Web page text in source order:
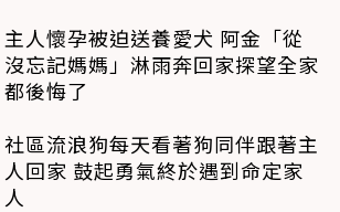
主人懷孕被迫送養愛犬 阿金「從
沒忘記媽媽」淋雨奔回家探望全家
都後悔了
社區流浪狗每天看著狗同伴跟著主
人回家 鼓起勇氣終於遇到命定家
人